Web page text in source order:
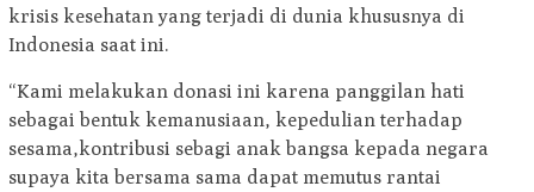
krisis kesehatan yang terjadi di dunia khususnya di
Indonesia saat ini.
“Kami melakukan donasi ini karena panggilan hati
sebagai bentuk kemanusiaan, kepedulian terhadap
sesama,kontribusi sebagi anak bangsa kepada negara
supaya kita bersama sama dapat memutus rantai